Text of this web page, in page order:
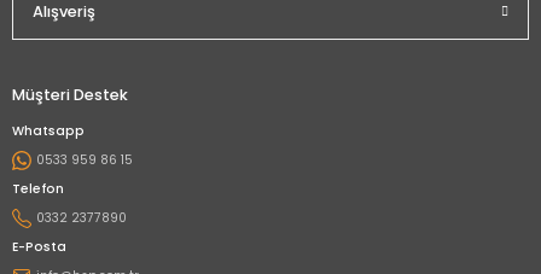
Alışveriş
Müşteri Destek
Whatsapp
0533 959 86 15
Telefon
0332 2377890
E-Posta